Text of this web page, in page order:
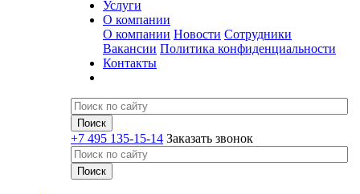
Услуги
О компании
О компании Новости Сотрудники
Вакансии Политика конфиденциальности
Контакты
+7 495 135-15-14 Заказать звонок